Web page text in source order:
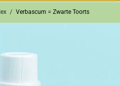
/ Verbascum = Zwarte Toorts